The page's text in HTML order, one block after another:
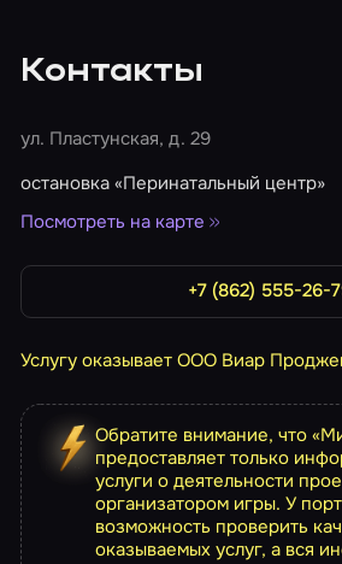
Контакты
ул. Пластунская, д. 29
остановка «Перинатальный центр»
Посмотреть на карте
+7 (862) 555-26-
Услугу оказывает ООО Виар
Обратите внимание, что
предоставляет только
услуги о деятельности
организатором игры. У
возможность проверить
оказываемых услуг, а вся